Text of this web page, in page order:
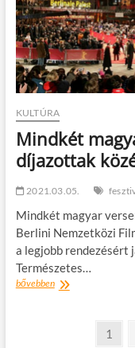
KULTÚRA
Mindkét
díjazottak
2021.03.05.
Mindkét magyar
Berlini Nemzetközi
a legjobb rendezésért
Természetes…
bővebbenMindkét
Bejegyzések
oldal
1